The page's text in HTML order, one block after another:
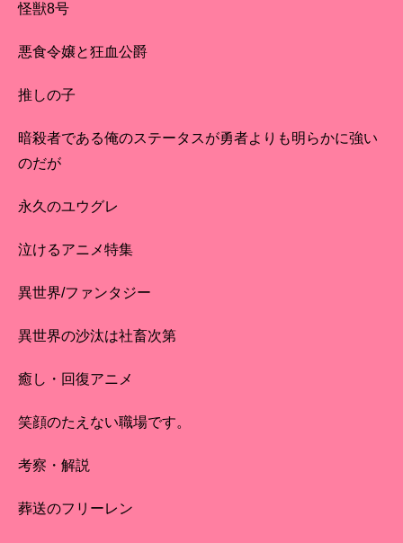
怪獣8号
悪食令嬢と狂血公爵
推しの子
暗殺者である俺のステータスが勇者よりも明らかに強い
のだが
永久のユウグレ
泣けるアニメ特集
異世界/ファンタジー
異世界の沙汰は社畜次第
癒し・回復アニメ
笑顔のたえない職場です。
考察・解説
葬送のフリーレン